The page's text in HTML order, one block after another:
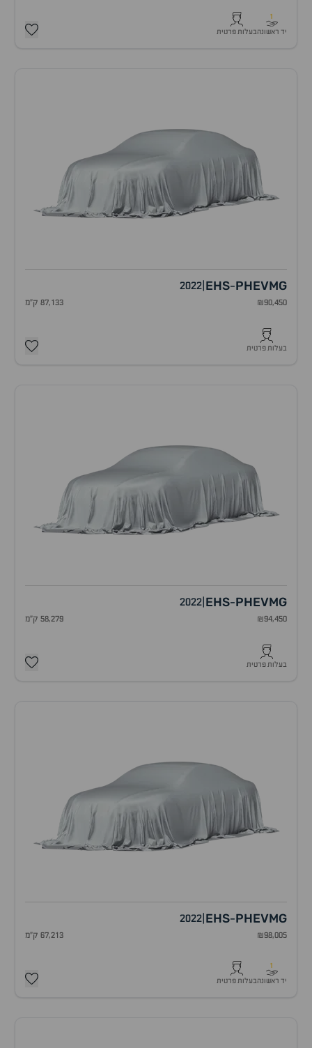
1
יד ראשונהבעלות פרטית
MG
EHS-PHEV
2022
₪90,450 87,133 ק"מ
בעלות פרטית
MG
EHS-PHEV
2022
₪94,450 58,279 ק"מ
בעלות פרטית
MG
EHS-PHEV
2022
₪98,005 67,213 ק"מ
1
יד ראשונהבעלות פרטית